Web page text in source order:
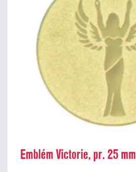
Emblém Victorie, pr. 25 mm